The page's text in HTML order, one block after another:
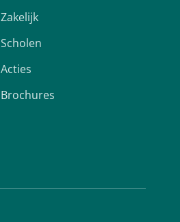
Zakelijk
Scholen
Acties
Brochures